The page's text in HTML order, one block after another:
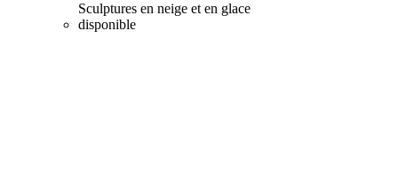
Sculptures en neige et en glace
disponible